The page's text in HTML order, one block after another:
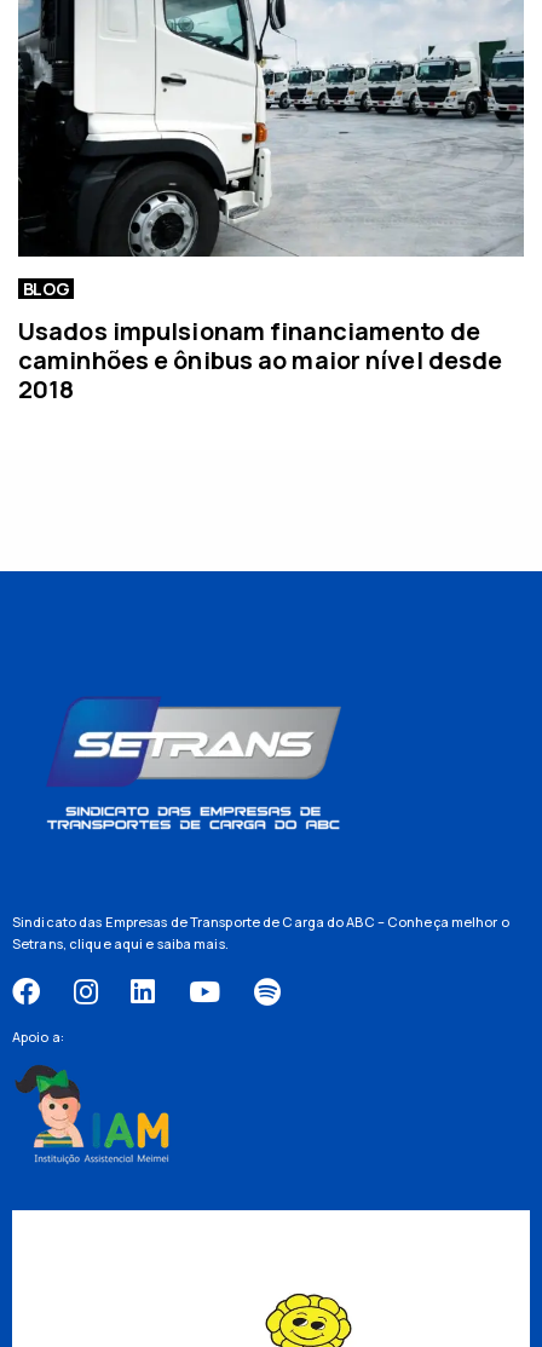
BLOG
Usados impulsionam financiamento de
caminhões e ônibus ao maior nível desde
2018
Sindicato das Empresas de Transporte de Carga do ABC – Conheça melhor o
Setrans, clique aqui e saiba mais.
Apoio a: